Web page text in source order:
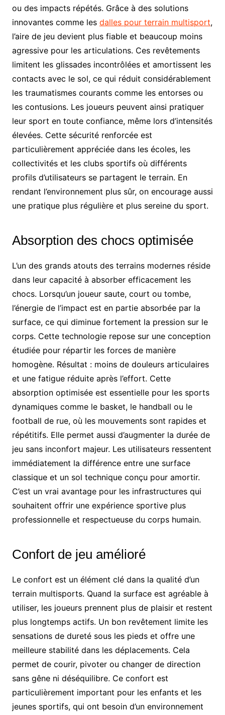
ou des impacts répétés. Grâce à des solutions
innovantes comme les dalles pour terrain multisport,
l’aire de jeu devient plus fiable et beaucoup moins
agressive pour les articulations. Ces revêtements
limitent les glissades incontrôlées et amortissent les
contacts avec le sol, ce qui réduit considérablement
les traumatismes courants comme les entorses ou
les contusions. Les joueurs peuvent ainsi pratiquer
leur sport en toute confiance, même lors d’intensités
élevées. Cette sécurité renforcée est
particulièrement appréciée dans les écoles, les
collectivités et les clubs sportifs où différents
profils d’utilisateurs se partagent le terrain. En
rendant l’environnement plus sûr, on encourage aussi
une pratique plus régulière et plus sereine du sport.
Absorption des chocs optimisée
L’un des grands atouts des terrains modernes réside
dans leur capacité à absorber efficacement les
chocs. Lorsqu’un joueur saute, court ou tombe,
l’énergie de l’impact est en partie absorbée par la
surface, ce qui diminue fortement la pression sur le
corps. Cette technologie repose sur une conception
étudiée pour répartir les forces de manière
homogène. Résultat : moins de douleurs articulaires
et une fatigue réduite après l’effort. Cette
absorption optimisée est essentielle pour les sports
dynamiques comme le basket, le handball ou le
football de rue, où les mouvements sont rapides et
répétitifs. Elle permet aussi d’augmenter la durée de
jeu sans inconfort majeur. Les utilisateurs ressentent
immédiatement la différence entre une surface
classique et un sol technique conçu pour amortir.
C’est un vrai avantage pour les infrastructures qui
souhaitent offrir une expérience sportive plus
professionnelle et respectueuse du corps humain.
Confort de jeu amélioré
Le confort est un élément clé dans la qualité d’un
terrain multisports. Quand la surface est agréable à
utiliser, les joueurs prennent plus de plaisir et restent
plus longtemps actifs. Un bon revêtement limite les
sensations de dureté sous les pieds et offre une
meilleure stabilité dans les déplacements. Cela
permet de courir, pivoter ou changer de direction
sans gêne ni déséquilibre. Ce confort est
particulièrement important pour les enfants et les
jeunes sportifs, qui ont besoin d’un environnement